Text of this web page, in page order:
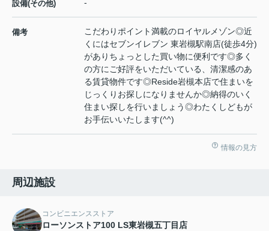
設備(その他) -
備考
こだわりポイント満載のロイヤルメゾン◎近
くにはセブンイレブン 東岩槻駅南店(徒歩4分)
がありちょっとした買い物に便利です◎多く
の方にご好評をいただいている、清潔感のあ
る賃貸物件です◎Reside岩槻本店で住まいを
じっくりお探しになりませんか◎納得のいく
住まい探しを行いましょう◎わたくしどもが
お手伝いいたします(^^)
情報の見方
周辺施設
コンビニエンスストア
ローソンストア100 LS東岩槻五丁目店